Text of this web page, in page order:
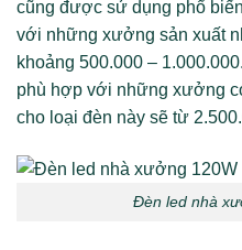
cũng được sử dụng phổ
với những xưởng sản xuất
khoảng 500.000 –
phù hợp với những xưởng
cho loại đèn này sẽ từ
Đèn led nhà